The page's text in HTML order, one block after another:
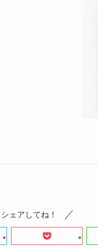
ェアしてね！